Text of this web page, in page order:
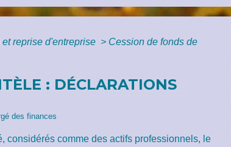
reprise d'entreprise > Cession de fonds de
: DÉCLARATIONS
des finances
considérés comme des actifs professionnels, le